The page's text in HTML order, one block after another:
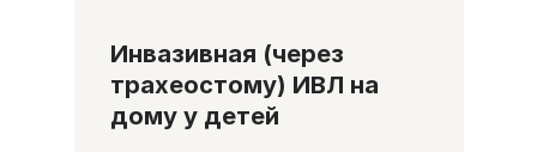
Инвазивная (через
трахеостому) ИВЛ на
дому у детей